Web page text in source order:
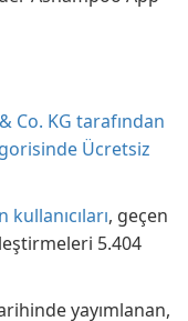
Co. KG tarafından
Ücretsiz
kullanıcıları, geçen
5.404
yayımlanan,